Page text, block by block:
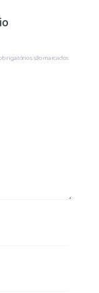
são marcados